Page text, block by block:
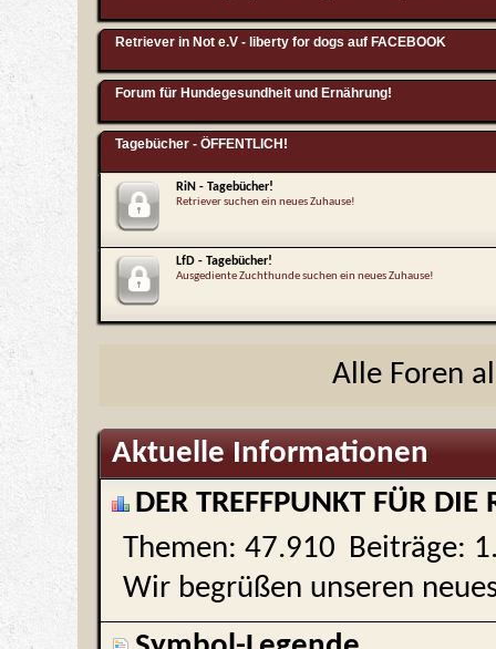
Retriever in Not e.V - liberty for dogs auf FACEBOOK
Forum für Hundegesundheit und Ernährung!
Tagebücher - ÖFFENTLICH!
RiN - Tagebücher!
Retriever suchen ein neues Zuhause!
LfD - Tagebücher!
Ausgediente Zuchthunde suchen ein neues Zuhause!
Alle Foren
Aktuelle Informationen
DER TREFFPUNKT FÜR
Themen 47.910 Beiträge
Wir begrüßen unseren